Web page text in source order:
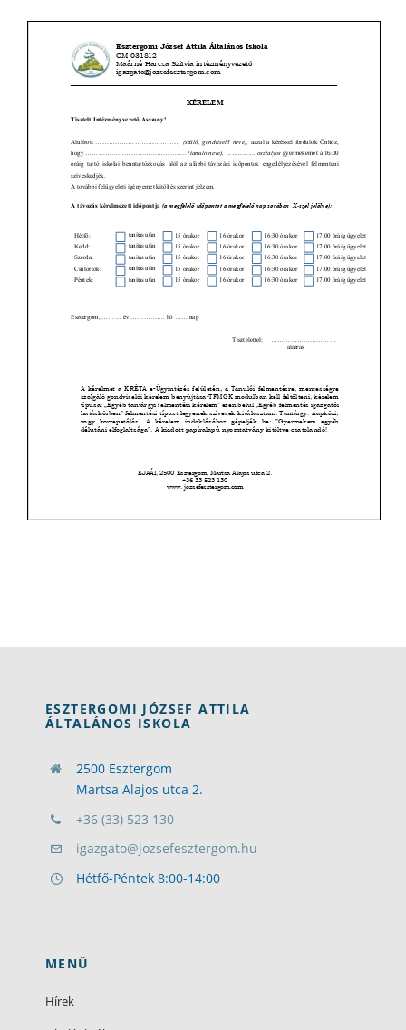
ESZTERGOMI JÓZSEF ATTILA
ÁLTALÁNOS ISKOLA
2500 Esztergom
Martsa Alajos utca 2.
+36 (33) 523 130
igazgato@jozsefesztergom.hu
Hétfő-Péntek 8:00-14:00
MENÜ
Hírek